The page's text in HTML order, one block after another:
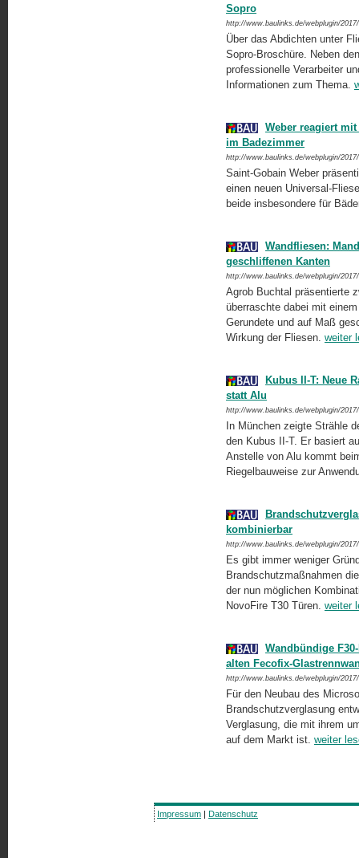
Sopro
http://www.baulinks.de/webplugin/
Über das Abdichten unter
Sopro-Broschüre. Neben
professionelle Verarbeiter
Informationen zum Thema.
Weber reagiert
im Badezimmer
http://www.baulinks.de/webplugin/
Saint-Gobain Weber
einen neuen Universal-
beide insbesondere für
Wandfliesen:
geschliffenen Kanten
http://www.baulinks.de/webplugin/
Agrob Buchtal präsentierte
überraschte dabei mit
Gerundete und auf Maß
Wirkung der Fliesen. weiter
Kubus II-T: Neue
statt Alu
http://www.baulinks.de/webplugin/
In München zeigte Strähle
den Kubus II-T. Er basiert
Anstelle von Alu kommt
Riegelbauweise zur
kombinierbar
http://www.baulinks.de/webplugin/
Es gibt immer weniger
Brandschutzmaßnahmen
der nun möglichen
NovoFire T30 Türen. weiter
Wandbündige
alten Fecofix-
http://www.baulinks.de/webplugin/
Für den Neubau des
Brandschutzverglasung
Verglasung, die mit ihrem
auf dem Markt ist. weiter
Impressum | Datenschutz